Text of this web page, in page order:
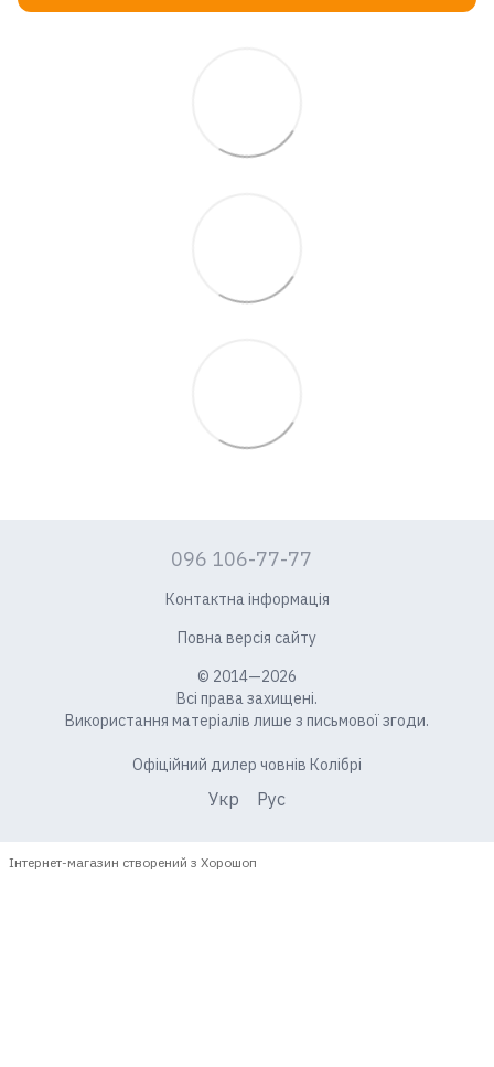
096 106-77-77
Контактна інформація
Повна версія сайту
© 2014—2026
Всі права захищені.
Використання матеріалів лише з письмової згоди.
Офіційний дилер човнів Колібрі
Укр Рус
Інтернет-магазин створений з Хорошоп